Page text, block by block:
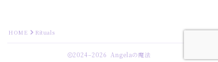
HOME Rituals
2024–2026 Angelaの魔法